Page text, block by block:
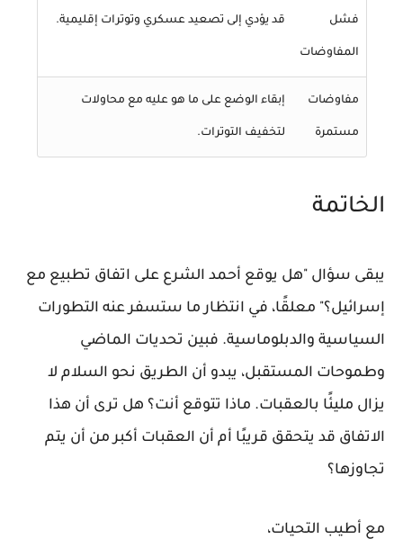
فشل
المفاوضات
قد يؤدي إلى تصعيد عسكري وتوترات إقليمية.
مفاوضات
مستمرة
إبقاء الوضع على ما هو عليه مع محاولات
لتخفيف التوترات.
الخاتمة
يبقى سؤال "هل يوقع أحمد الشرع على اتفاق تطبيع مع
إسرائيل؟" معلقًا، في انتظار ما ستسفر عنه التطورات
السياسية والدبلوماسية. فبين تحديات الماضي
وطموحات المستقبل، يبدو أن الطريق نحو السلام لا
يزال مليئًا بالعقبات. ماذا تتوقع أنت؟ هل ترى أن هذا
الاتفاق قد يتحقق قريبًا أم أن العقبات أكبر من أن يتم
تجاوزها؟
مع أطيب التحيات،